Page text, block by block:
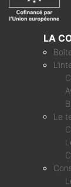
LA
Le